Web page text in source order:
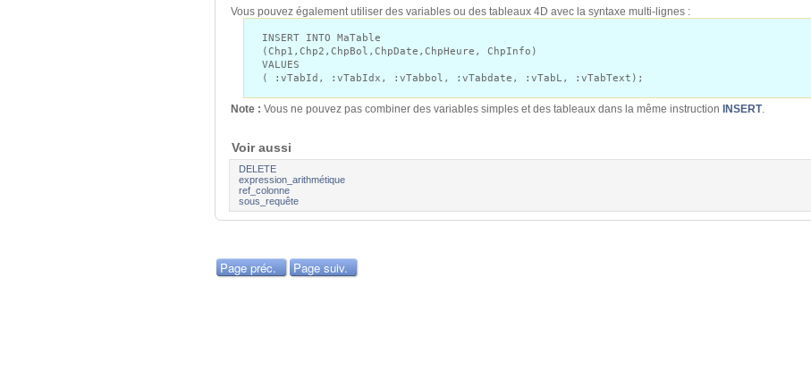
Vous pouvez également utiliser des variables ou des tableaux 4D avec la syntaxe multi-lignes :
INSERT INTO MaTable
(Chp1,Chp2,ChpBol,ChpDate,ChpHeure, ChpInfo)
VALUES
( :vTabId, :vTabIdx, :vTabbol, :vTabdate, :vTabL, :vTabText);
Note : Vous ne pouvez pas combiner des variables simples et des tableaux dans la même instruction INSERT.
Voir aussi
DELETE
expression_arithmétique
ref_colonne
sous_requête
Page préc. Page suiv.